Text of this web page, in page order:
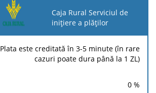
Caja Rural Serviciul de
inițiere a plăților
Plata este creditată în 3-5 minute (în rare
cazuri poate dura până la 1 ZL)
0 %